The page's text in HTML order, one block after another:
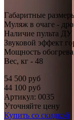
Габаритные
Муляж в очаге -
Наличие пульта ДУ
Звуковой эффект
Мощность
Вес, кг - 48
54 500 руб
44 100 руб
Артикул: 0035
Уточняйте цену
Купить со скидкой